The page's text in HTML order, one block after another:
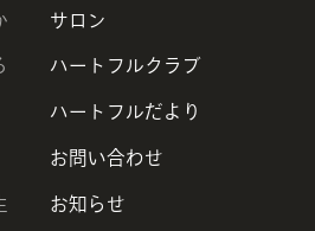
サロン
ハートフルクラブ
ハートフルだより
お問い合わせ
お知らせ